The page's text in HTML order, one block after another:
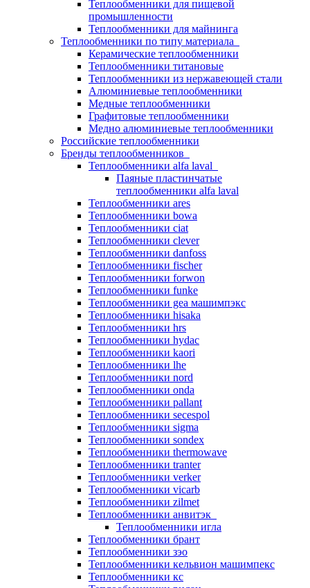
Теплообменники для пищевой
промышленности
Теплообменники для майнинга
Теплообменники по типу материала
Керамические теплообменники
Теплообменники титановые
Теплообменники из нержавеющей стали
Алюминиевые теплообменники
Медные теплообменники
Графитовые теплообменники
Медно алюминиевые теплообменники
Российские теплообменники
Бренды теплообменников
Теплообменники alfa laval
Паяные пластинчатые
теплообменники alfa laval
Теплообменники ares
Теплообменники bowa
Теплообменники ciat
Теплообменники clever
Теплообменники danfoss
Теплообменники fischer
Теплообменники forwon
Теплообменники funke
Теплообменники gea машимпэкс
Теплообменники hisaka
Теплообменники hrs
Теплообменники hydac
Теплообменники kaori
Теплообменники lhe
Теплообменники nord
Теплообменники onda
Теплообменники pallant
Теплообменники secespol
Теплообменники sigma
Теплообменники sondex
Теплообменники thermowave
Теплообменники tranter
Теплообменники verker
Теплообменники vicarb
Теплообменники zilmet
Теплообменники анвитэк
Теплообменники игла
Теплообменники брант
Теплообменники зэо
Теплообменники кельвион машимпекс
Теплообменники кс